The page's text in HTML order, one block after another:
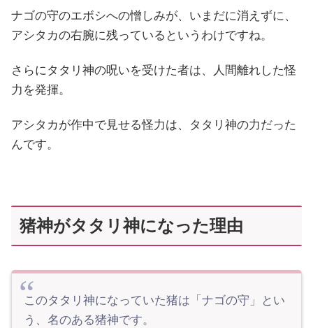
ナゴの守のエボシへの憎しみが、いまだに消えずに、
アシタカの右腕に残っているというわけですね。
さらにタタリ神の呪いを受けた者は、人間離れした怪
力を発揮。
アシタカが作中で見せる怪力は、タタリ神の力だった
んです。
猪神がタタリ神になった理由
このタタリ神になっていた猪は「ナゴの守」とい
う、名のある猪神です。